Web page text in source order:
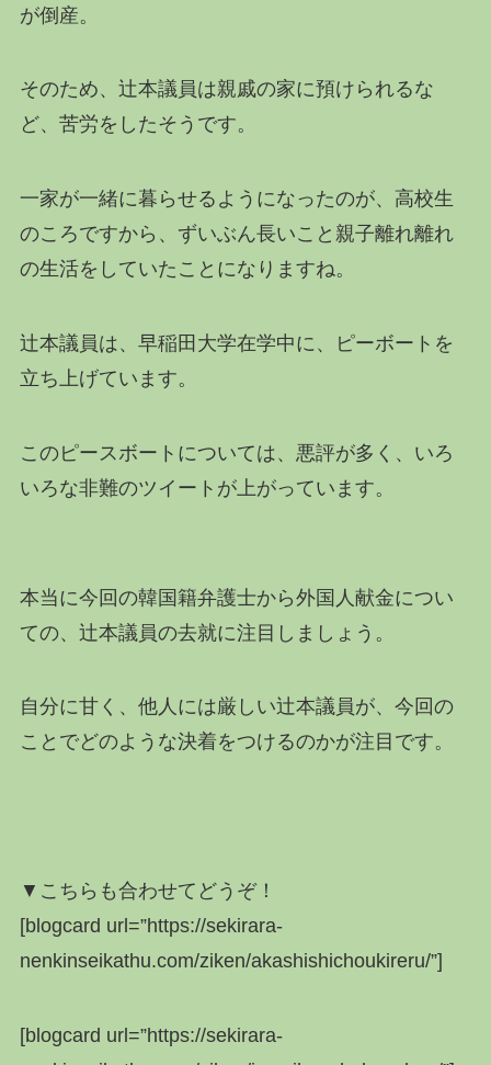
が倒産。
そのため、辻本議員は親戚の家に預けられるな
ど、苦労をしたそうです。
一家が一緒に暮らせるようになったのが、高校生
のころですから、ずいぶん長いこと親子離れ離れ
の生活をしていたことになりますね。
辻本議員は、早稲田大学在学中に、ピーボートを
立ち上げています。
このピースボートについては、悪評が多く、いろ
いろな非難のツイートが上がっています。
本当に今回の韓国籍弁護士から外国人献金につい
ての、辻本議員の去就に注目しましょう。
自分に甘く、他人には厳しい辻本議員が、今回の
ことでどのような決着をつけるのかが注目です。
▼こちらも合わせてどうぞ！
[blogcard url=”https://sekirara-
nenkinseikathu.com/ziken/akashishichoukireru/”]
[blogcard url=”https://sekirara-